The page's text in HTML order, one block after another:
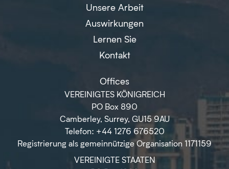
Unsere Arbeit
Auswirkungen
Lernen Sie
Kontakt
Offices
VEREINIGTES KÖNIGREICH
PO Box 890
Camberley, Surrey, GU15 9AU
Telefon: +44 1276 676520
Registrierung als gemeinnützige Organisation 1171159
VEREINIGTE STAATEN